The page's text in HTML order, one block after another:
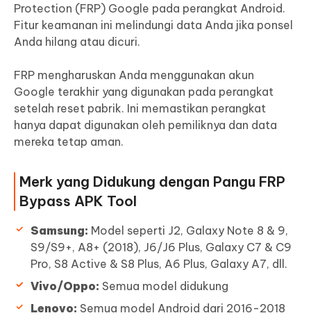
Protection (FRP) Google pada perangkat Android.
Fitur keamanan ini melindungi data Anda jika ponsel
Anda hilang atau dicuri.
FRP mengharuskan Anda menggunakan akun
Google terakhir yang digunakan pada perangkat
setelah reset pabrik. Ini memastikan perangkat
hanya dapat digunakan oleh pemiliknya dan data
mereka tetap aman.
Merk yang Didukung dengan Pangu FRP
Bypass APK Tool
Samsung: Model seperti J2, Galaxy Note 8 & 9,
S9/S9+, A8+ (2018), J6/J6 Plus, Galaxy C7 & C9
Pro, S8 Active & S8 Plus, A6 Plus, Galaxy A7, dll.
Vivo/Oppo: Semua model didukung
Lenovo: Semua model Android dari 2016-2018